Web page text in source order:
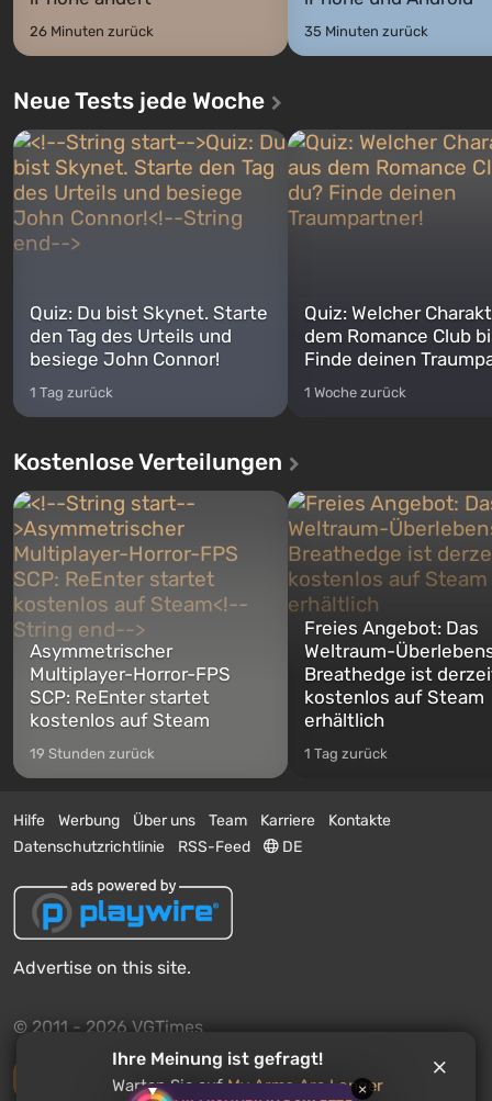
×
26 Minuten zurück 35 Minuten zurück
Neue Tests jede Woche
Quiz: Du bist Skynet. Starte
den Tag des Urteils und
besiege John Connor!
1 Tag zurück
Quiz: Welcher
dem Romance Club
Finde deinen
1 Woche zurück
Kostenlose Verteilungen
Asymmetrischer
Multiplayer-Horror-FPS
SCP: ReEnter startet
kostenlos auf Steam
19 Stunden zurück
Freies Angebot: Das
Weltraum-
Breathedge ist
kostenlos auf Steam
erhältlich
1 Tag zurück
Hilfe Werbung Über uns Team Karriere
Kontakte
Datenschutzrichtlinie
RSS-Feed DE
Advertise on this site.
© 2011 - 2026 VGTimes
Vollständige Version
Ihre Meinung ist gefragt!
Warten Sie aufMy Arms Are Longer